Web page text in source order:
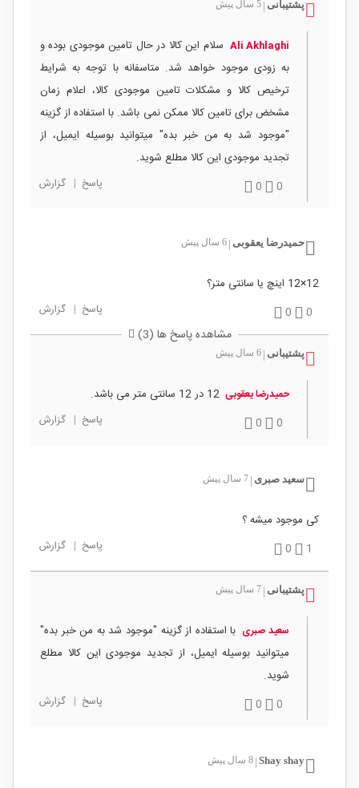
پشتیبانی 5 سال پیش
Ali Akhlaghi سلام این کالا در حال تامین موجودی بوده و
به زودی موجود خواهد شد. متاسفانه با توجه به شرایط
ترخیص کالا و مشکلات تامین موجودی کالا، اعلام زمان
مشخض برای تامین کالا ممکن نمی باشد. با استفاده از گزینه
"موجود شد به من خبر بده" میتوانید بوسیله ایمیل، از
تجدید موجودی این کالا مطلع شوید.
0
0 پاسخ | گزارش
حمیدرضا یعقوبی 6 سال پیش
12×12 اینچ یا سانتی متر؟
0
0 پاسخ | گزارش
مشاهده پاسخ ها (3)
پشتیبانی 6 سال پیش
حمیدرضا یعقوبی 12 در 12 سانتی متر می باشد.
0
0 پاسخ | گزارش
سعید صبری 7 سال پیش
کی موجود میشه ؟
1
0 پاسخ | گزارش
پشتیبانی 7 سال پیش
سعید صبری با استفاده از گزینه "موجود شد به من خبر بده"
میتوانید بوسیله ایمیل، از تجدید موجودی این کالا مطلع
شوید.
0
0 پاسخ | گزارش
Shay shay 8 سال پیش